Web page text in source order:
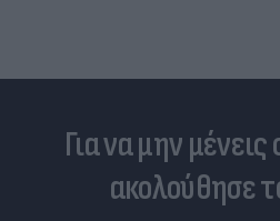
Για να μην
ακολούθησε